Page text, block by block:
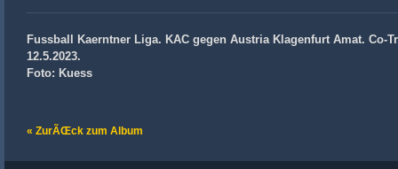
Fussball Kaerntner Liga. KAC gegen Austria Klagenfurt Amat.
12.5.2023.
Foto: Kuess
« ZurÃŒck zum Album